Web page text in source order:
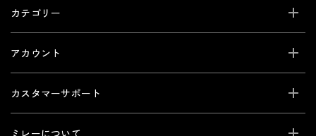
カテゴリー
アカウント
カスタマーサポート
ミレーについて